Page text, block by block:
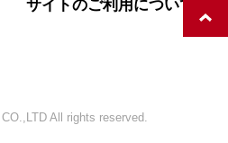
サイトのご利用について
All rights reserved.